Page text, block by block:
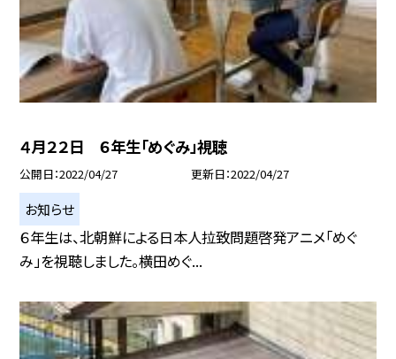
４月２２日 ６年生「めぐみ」視聴
公開日 2022/04/27 更新日 2022/04/27
お知らせ
６年生は、北朝鮮による日本人拉致問題啓発アニメ「めぐ
み」を視聴しました。横田めぐ...